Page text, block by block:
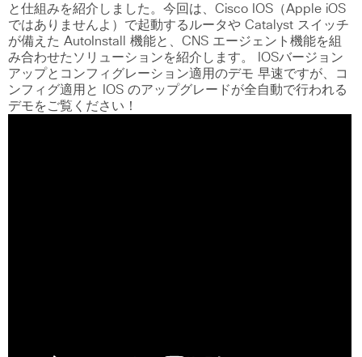
と仕組みを紹介しました。今回は、Cisco IOS（Apple iOS
ではありませんよ）で起動するルータや Catalyst スイッチ
が備えた AutoInstall 機能と、CNS エージェント機能を組
み合わせたソリューションを紹介します。 IOSバージョン
アップとコンフィグレーション適用のデモ 早速ですが、コ
ンフィグ適用と IOS のアップグレードが全自動で行われる
デモをご覧ください！